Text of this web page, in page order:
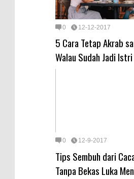
0 12-12-2017
5 Cara Tetap Akrab
Walau Sudah Jadi
0 12-9-2017
Tips Sembuh dari
Tanpa Bekas Luka